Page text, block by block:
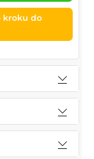
kroku do